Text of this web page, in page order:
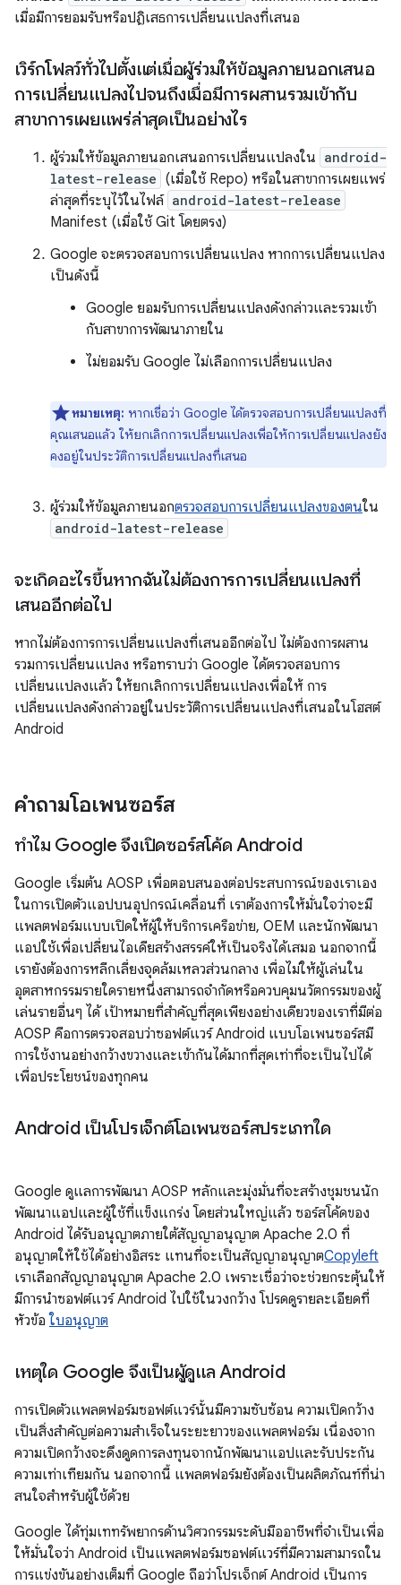
เมื่อมีการยอมรับหรือปฏิเสธการเปลี่ยนแปลงที่เสนอ
เวิร์กโฟลว์ทั่วไปตั้งแต่เมื่อผู้ร่วมให้ข้อมูลภายนอกเสนอ
การเปลี่ยนแปลงไปจนถึงเมื่อมีการผสานรวมเข้ากับ
สาขาการเผยแพร่ล่าสุดเป็นอย่างไร
ผู้ร่วมให้ข้อมูลภายนอกเสนอการเปลี่ยนแปลงใน android-
latest-release (เมื่อใช้ Repo) หรือในสาขาการเผยแพร่
ล่าสุดที่ระบุไว้ในไฟล์ android-latest-release
Manifest (เมื่อใช้ Git โดยตรง)
Google จะตรวจสอบการเปลี่ยนแปลง หากการเปลี่ยนแปลง
เป็นดังนี้
Google ยอมรับการเปลี่ยนแปลงดังกล่าวและรวมเข้า
กับสาขาการพัฒนาภายใน
ไม่ยอมรับ Google ไม่เลือกการเปลี่ยนแปลง
หมายเหตุ: หากเชื่อว่า Google ได้ตรวจสอบการเปลี่ยนแปลงที่
คุณเสนอแล้ว ให้ยกเลิกการเปลี่ยนแปลงเพื่อให้การเปลี่ยนแปลงยัง
คงอยู่ในประวัติการเปลี่ยนแปลงที่เสนอ
ผู้ร่วมให้ข้อมูลภายนอกตรวจสอบการเปลี่ยนแปลงของตนใน
android-latest-release
จะเกิดอะไรขึ้นหากฉันไม่ต้องการการเปลี่ยนแปลงที่
เสนออีกต่อไป
หากไม่ต้องการการเปลี่ยนแปลงที่เสนออีกต่อไป ไม่ต้องการผสาน
รวมการเปลี่ยนแปลง หรือทราบว่า Google ได้ตรวจสอบการ
เปลี่ยนแปลงแล้ว ให้ยกเลิกการเปลี่ยนแปลงเพื่อให้ การ
เปลี่ยนแปลงดังกล่าวอยู่ในประวัติการเปลี่ยนแปลงที่เสนอในโฮสต์
Android
คำถามโอเพนซอร์ส
ทำไม Google จึงเปิดซอร์สโค้ด Android
Google เริ่มต้น AOSP เพื่อตอบสนองต่อประสบการณ์ของเราเอง
ในการเปิดตัวแอปบนอุปกรณ์เคลื่อนที่ เราต้องการให้มั่นใจว่าจะมี
แพลตฟอร์มแบบเปิดให้ผู้ให้บริการเครือข่าย, OEM และนักพัฒนา
แอปใช้เพื่อเปลี่ยนไอเดียสร้างสรรค์ให้เป็นจริงได้เสมอ นอกจากนี้
เรายังต้องการหลีกเลี่ยงจุดล้มเหลวส่วนกลาง เพื่อไม่ให้ผู้เล่นใน
อุตสาหกรรมรายใดรายหนึ่งสามารถจำกัดหรือควบคุมนวัตกรรมของผู้
เล่นรายอื่นๆ ได้ เป้าหมายที่สำคัญที่สุดเพียงอย่างเดียวของเราที่มีต่อ
AOSP คือการตรวจสอบว่าซอฟต์แวร์ Android แบบโอเพนซอร์สมี
การใช้งานอย่างกว้างขวางและเข้ากันได้มากที่สุดเท่าที่จะเป็นไปได้
เพื่อประโยชน์ของทุกคน
Android เป็นโปรเจ็กต์โอเพนซอร์สประเภทใด
Google ดูแลการพัฒนา AOSP หลักและมุ่งมั่นที่จะสร้างชุมชนนัก
พัฒนาแอปและผู้ใช้ที่แข็งแกร่ง โดยส่วนใหญ่แล้ว ซอร์สโค้ดของ
Android ได้รับอนุญาตภายใต้สัญญาอนุญาต Apache 2.0 ที่
อนุญาตให้ใช้ได้อย่างอิสระ แทนที่จะเป็นสัญญาอนุญาตCopyleft
เราเลือกสัญญาอนุญาต Apache 2.0 เพราะเชื่อว่าจะช่วยกระตุ้นให้
มีการนำซอฟต์แวร์ Android ไปใช้ในวงกว้าง โปรดดูรายละเอียดที่
หัวข้อ ใบอนุญาต
เหตุใด Google จึงเป็นผู้ดูแล Android
การเปิดตัวแพลตฟอร์มซอฟต์แวร์นั้นมีความซับซ้อน ความเปิดกว้าง
เป็นสิ่งสำคัญต่อความสำเร็จในระยะยาวของแพลตฟอร์ม เนื่องจาก
ความเปิดกว้างจะดึงดูดการลงทุนจากนักพัฒนาแอปและรับประกัน
ความเท่าเทียมกัน นอกจากนี้ แพลตฟอร์มยังต้องเป็นผลิตภัณฑ์ที่น่า
สนใจสำหรับผู้ใช้ด้วย
Google ได้ทุ่มเททรัพยากรด้านวิศวกรรมระดับมืออาชีพที่จำเป็นเพื่อ
ให้มั่นใจว่า Android เป็นแพลตฟอร์มซอฟต์แวร์ที่มีความสามารถใน
การแข่งขันอย่างเต็มที่ Google ถือว่าโปรเจ็กต์ Android เป็นการ